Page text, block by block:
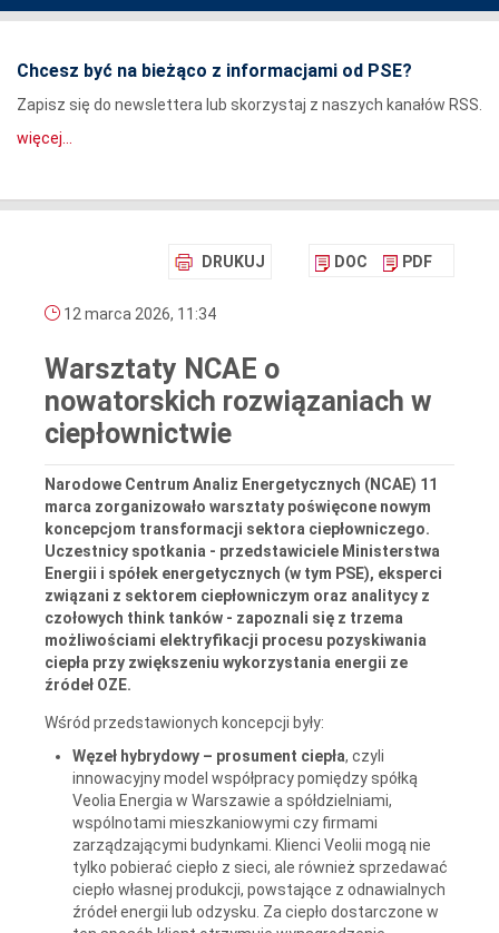
Chcesz być na bieżąco z informacjami od PSE?
Zapisz się do newslettera lub skorzystaj z naszych kanałów RSS.
więcej...
DRUKUJ DOC PDF
12 marca 2026, 11:34
Warsztaty NCAE o
nowatorskich rozwiązaniach w
ciepłownictwie
Narodowe Centrum Analiz Energetycznych (NCAE) 11
marca zorganizowało warsztaty poświęcone nowym
koncepcjom transformacji sektora ciepłowniczego.
Uczestnicy spotkania - przedstawiciele Ministerstwa
Energii i spółek energetycznych (w tym PSE), eksperci
związani z sektorem ciepłowniczym oraz analitycy z
czołowych think tanków - zapoznali się z trzema
możliwościami elektryfikacji procesu pozyskiwania
ciepła przy zwiększeniu wykorzystania energii ze
źródeł OZE.
Wśród przedstawionych koncepcji były:
Węzeł hybrydowy – prosument ciepła, czyli
innowacyjny model współpracy pomiędzy spółką
Veolia Energia w Warszawie a spółdzielniami,
wspólnotami mieszkaniowymi czy firmami
zarządzającymi budynkami. Klienci Veolii mogą nie
tylko pobierać ciepło z sieci, ale również sprzedawać
ciepło własnej produkcji, powstające z odnawialnych
źródeł energii lub odzysku. Za ciepło dostarczone w